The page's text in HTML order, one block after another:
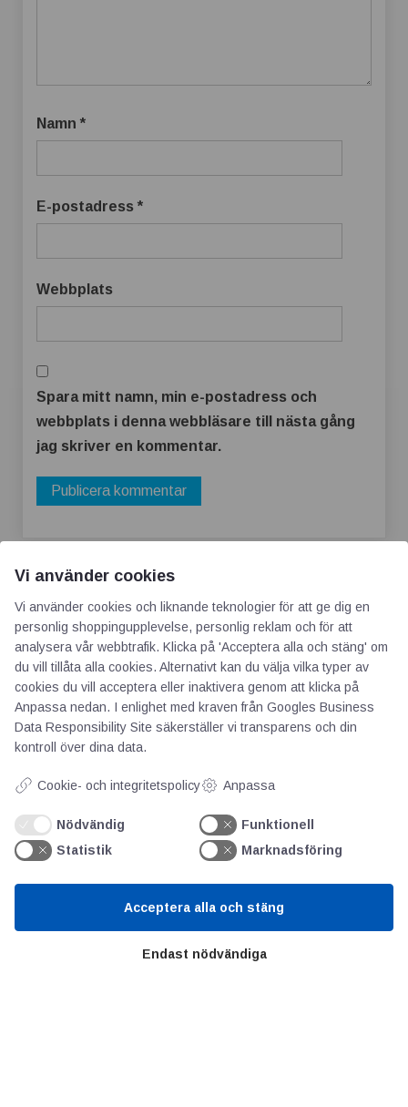
Namn *
E-postadress *
Webbplats
Spara mitt namn, min e-postadress och
webbplats i denna webbläsare till nästa gång
jag skriver en kommentar.
AOTI
Om oss
Priser
GDPR
Kunskapscentrum
Chalmers Industriteknik
Vi använder cookies
Vi använder cookies och liknande teknologier för att ge dig en
personlig shoppingupplevelse, personlig reklam och för att
analysera vår webbtrafik. Klicka på 'Acceptera alla och stäng' om
du vill tillåta alla cookies. Alternativt kan du välja vilka typer av
cookies du vill acceptera eller inaktivera genom att klicka på
Anpassa nedan. I enlighet med kraven från Googles Business
Data Responsibility Site säkerställer vi transparens och din
kontroll över dina data.
Cookie- och integritetspolicy Anpassa
Nödvändig
Funktionell
Statistik
Marknadsföring
Endast nödvändiga
Acceptera alla och stäng